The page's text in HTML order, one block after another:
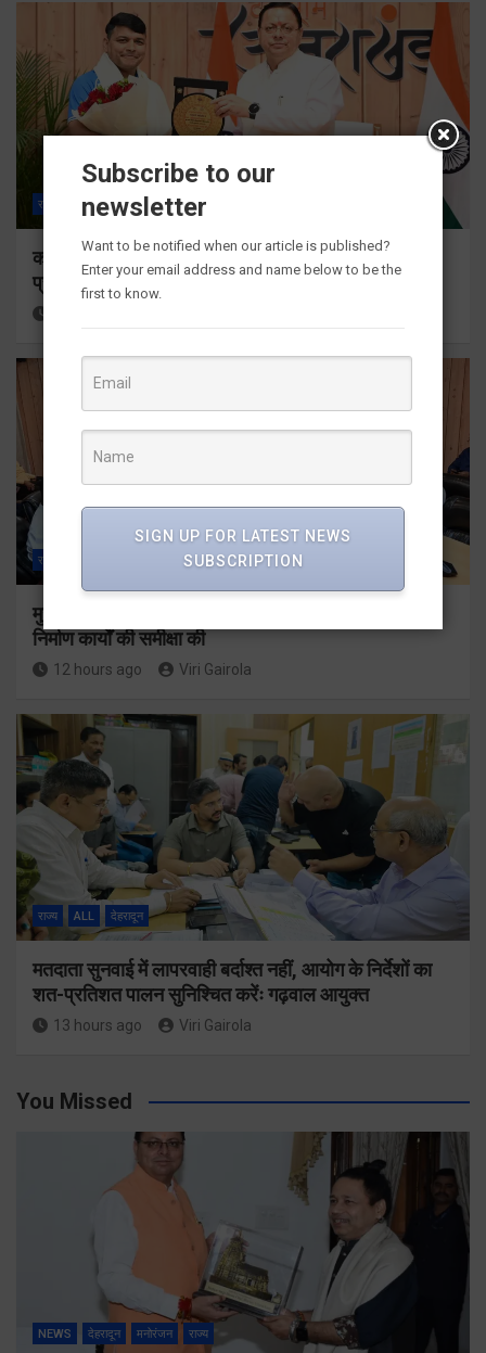
राज्य ALL देहरादून
कॉमनवेल्थ गेम्स 2026 के उत्तराखंड के पदक विजेताओं और
प्रशिक्षकों को मुख्यमंत्री धामी ने किया सम्मानित
राज्य
मुख्यमंत्री धामी ने उत्तराखंड क्रीड़ा विश्वविद्यालय गौलापार के
निर्माण कार्यों की समीक्षा की
12 hours ago Viri Gairola
राज्य ALL देहरादून
मतदाता सुनवाई में लापरवाही बर्दाश्त नहीं, आयोग के निर्देशों का
शत-प्रतिशत पालन सुनिश्चित करेंः गढ़वाल आयुक्त
13 hours ago Viri Gairola
You Missed
NEWS देहरादून मनोरंजन राज्य
Subscribe to our
newsletter
Want to be notified when our article is published?
Enter your email address and name below to be the
first to know.
SIGN UP FOR LATEST NEWS
SUBSCRIPTION